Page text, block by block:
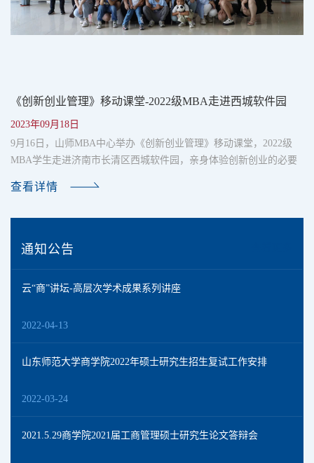
《创新创业管理》移动课堂-2022级MBA走进西城软件园
2023年09月18日
9月16日，山师MBA中心举办《创新创业管理》移动课堂，2022级
MBA学生走进济南市长清区西城软件园，亲身体验创新创业的必要
外实践课。《创新创业管理》一直是MBA专业关注的重点，强调实
们在高老师的带领下参观了西城软件园和山东创新谷集团。首先在
查看详情
通知公告
云“商”讲坛-高层次学术成果系列讲座
2022-04-13
山东师范大学商学院2022年硕士研究生招生复试工作安排
2022-03-24
2021.5.29商学院2021届工商管理硕士研究生论文答辩会